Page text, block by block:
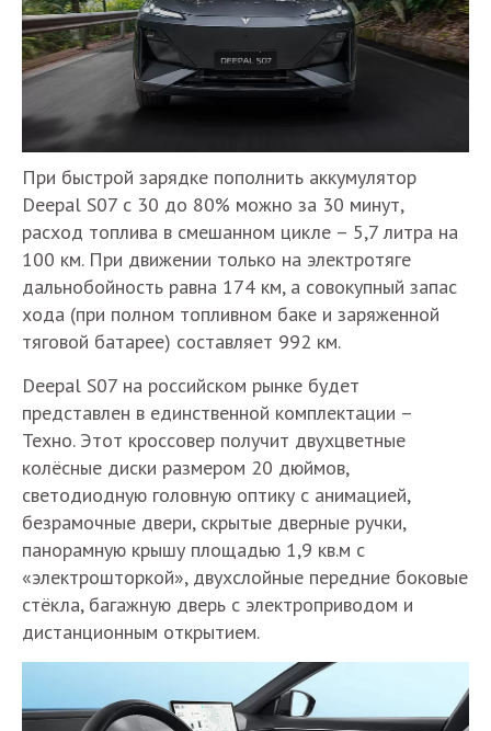
При быстрой зарядке пополнить аккумулятор
Deepal S07 с 30 до 80% можно за 30 минут,
расход топлива в смешанном цикле – 5,7 литра на
100 км. При движении только на электротяге
дальнобойность равна 174 км, а совокупный запас
хода (при полном топливном баке и заряженной
тяговой батарее) составляет 992 км.
Deepal S07 на российском рынке будет
представлен в единственной комплектации –
Техно. Этот кроссовер получит двухцветные
колёсные диски размером 20 дюймов,
светодиодную головную оптику с анимацией,
безрамочные двери, скрытые дверные ручки,
панорамную крышу площадью 1,9 кв.м с
«электрошторкой», двухслойные передние боковые
стёкла, багажную дверь с электроприводом и
дистанционным открытием.